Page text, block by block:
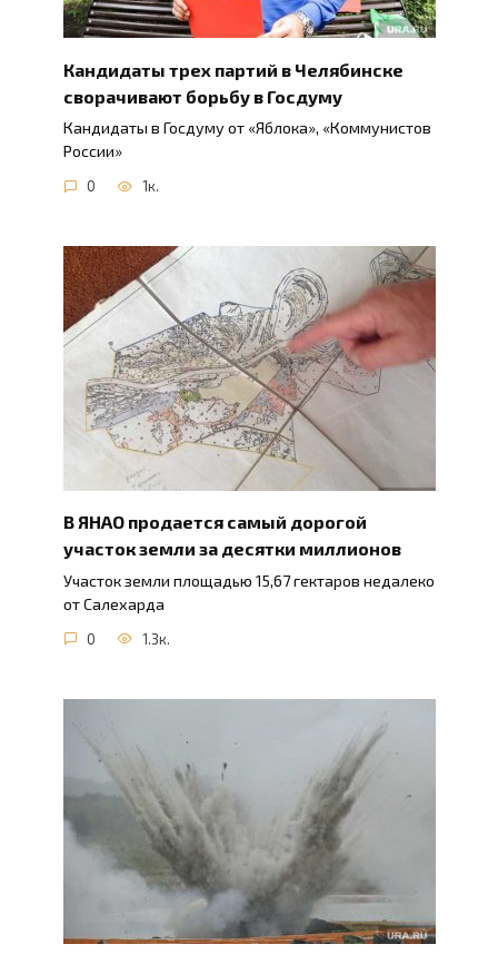
Кандидаты трех партий в Челябинске
сворачивают борьбу в Госдуму
Кандидаты в Госдуму от «Яблока», «Коммунистов
России»
0 1к.
В ЯНАО продается самый дорогой
участок земли за десятки миллионов
Участок земли площадью 15,67 гектаров недалеко
от Салехарда
0 1.3к.